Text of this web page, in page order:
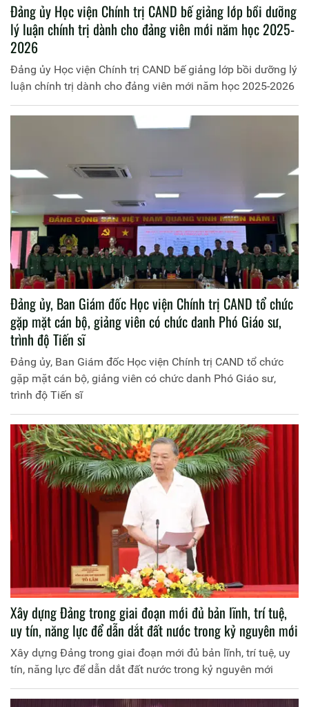
Đảng ủy Học viện Chính trị CAND bế giảng lớp bồi dưỡng
lý luận chính trị dành cho đảng viên mới năm học 2025-
2026
Đảng ủy Học viện Chính trị CAND bế giảng lớp bồi dưỡng lý
luận chính trị dành cho đảng viên mới năm học 2025-2026
Đảng ủy, Ban Giám đốc Học viện Chính trị CAND tổ chức
gặp mặt cán bộ, giảng viên có chức danh Phó Giáo sư,
trình độ Tiến sĩ
Đảng ủy, Ban Giám đốc Học viện Chính trị CAND tổ chức
gặp mặt cán bộ, giảng viên có chức danh Phó Giáo sư,
trình độ Tiến sĩ
Xây dựng Đảng trong giai đoạn mới đủ bản lĩnh, trí tuệ,
uy tín, năng lực để dẫn dắt đất nước trong kỷ nguyên mới
Xây dựng Đảng trong giai đoạn mới đủ bản lĩnh, trí tuệ, uy
tín, năng lực để dẫn dắt đất nước trong kỷ nguyên mới